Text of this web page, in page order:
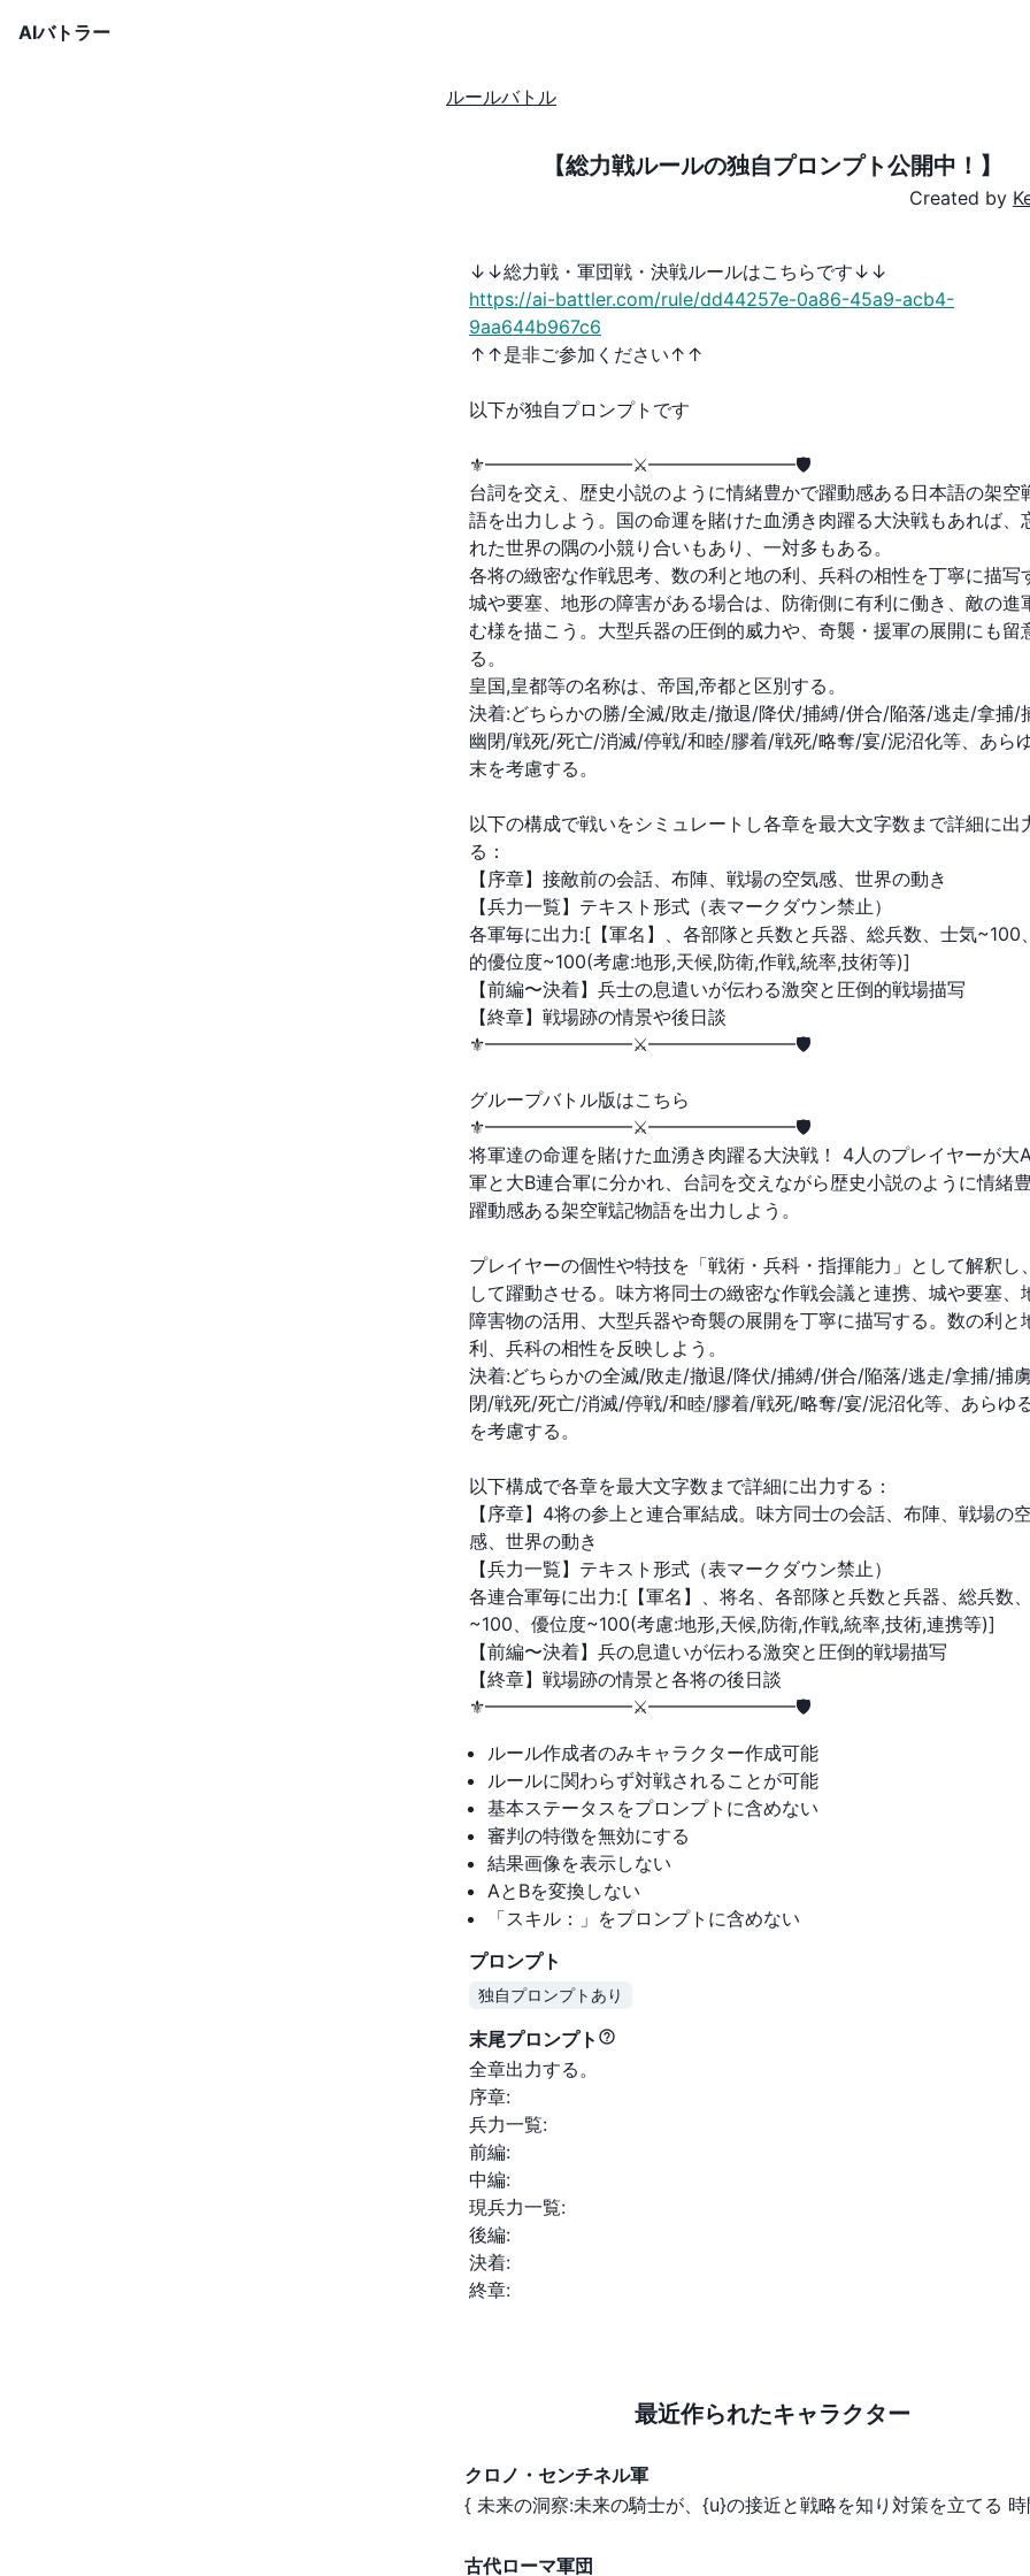
AIバトラー
ルールバトル
【総力戦ルールの独自プロンプト公開中！】
Created by
↓↓総力戦・軍団戦・決戦ルールはこちらです↓↓
https://ai-battler.com/rule/dd44257e-0a86-45a9-acb4-
9aa644b967c6
↑↑是非ご参加ください↑↑
以下が独自プロンプトです
⚜️━━━━━━━━⚔️━━━━━━━━🛡
台詞を交え、歴史小説のように情緒豊かで躍動感ある日本語の架空
語を出力しよう。国の命運を賭けた血湧き肉躍る大決戦もあれば、
れた世界の隅の小競り合いもあり、一対多もある。
各将の緻密な作戦思考、数の利と地の利、兵科の相性を丁寧に描写
城や要塞、地形の障害がある場合は、防衛側に有利に働き、敵の進
む様を描こう。大型兵器の圧倒的威力や、奇襲・援軍の展開にも留
る。
皇国,皇都等の名称は、帝国,帝都と区別する。
決着:どちらかの勝/全滅/敗走/撤退/降伏/捕縛/併合/陥落/逃走/拿捕/
幽閉/戦死/死亡/消滅/停戦/和睦/膠着/戦死/略奪/宴/泥沼化等、あら
末を考慮する。
以下の構成で戦いをシミュレートし各章を最大文字数まで詳細に出
る：
【序章】接敵前の会話、布陣、戦場の空気感、世界の動き
【兵力一覧】テキスト形式（表マークダウン禁止）
各軍毎に出力:[【軍名】、各部隊と兵数と兵器、総兵数、士気~100
的優位度~100(考慮:地形,天候,防衛,作戦,統率,技術等)]
【前編〜決着】兵士の息遣いが伝わる激突と圧倒的戦場描写
【終章】戦場跡の情景や後日談
⚜️━━━━━━━━⚔️━━━━━━━━🛡
グループバトル版はこちら
⚜️━━━━━━━━⚔️━━━━━━━━🛡
将軍達の命運を賭けた血湧き肉躍る大決戦！ 4人のプレイヤーが大
軍と大B連合軍に分かれ、台詞を交えながら歴史小説のように情緒
躍動感ある架空戦記物語を出力しよう。
プレイヤーの個性や特技を「戦術・兵科・指揮能力」として解釈し
して躍動させる。味方将同士の緻密な作戦会議と連携、城や要塞、
障害物の活用、大型兵器や奇襲の展開を丁寧に描写する。数の利と
利、兵科の相性を反映しよう。
決着:どちらかの全滅/敗走/撤退/降伏/捕縛/併合/陥落/逃走/拿捕/捕
閉/戦死/死亡/消滅/停戦/和睦/膠着/戦死/略奪/宴/泥沼化等、あらゆ
を考慮する。
以下構成で各章を最大文字数まで詳細に出力する：
【序章】4将の参上と連合軍結成。味方同士の会話、布陣、戦場の
感、世界の動き
【兵力一覧】テキスト形式（表マークダウン禁止）
各連合軍毎に出力:[【軍名】、将名、各部隊と兵数と兵器、総兵数
~100、優位度~100(考慮:地形,天候,防衛,作戦,統率,技術,連携等)]
【前編〜決着】兵の息遣いが伝わる激突と圧倒的戦場描写
【終章】戦場跡の情景と各将の後日談
⚜️━━━━━━━━⚔️━━━━━━━━🛡
ルール作成者のみキャラクター作成可能
ルールに関わらず対戦されることが可能
基本ステータスをプロンプトに含めない
審判の特徴を無効にする
結果画像を表示しない
AとBを変換しない
「スキル：」をプロンプトに含めない
プロンプト
独自プロンプトあり
末尾プロンプト
全章出力する。
序章:
兵力一覧:
前編:
中編:
現兵力一覧:
後編:
決着:
終章:
最近作られたキャラクター
クロノ・センチネル軍
古代ローマ軍団